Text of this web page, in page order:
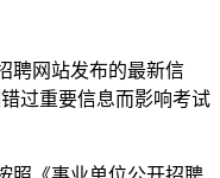
聘网站发布的最新信
过重要信息而影响考试